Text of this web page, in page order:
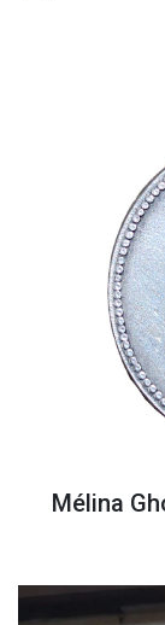
Mélina